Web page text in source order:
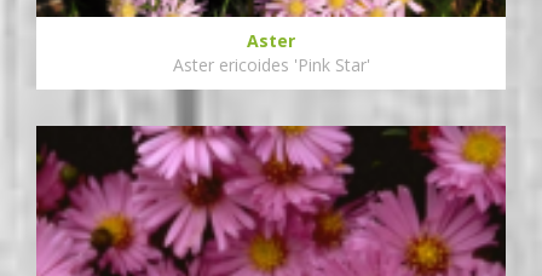
Aster
Aster ericoides 'Pink Star'